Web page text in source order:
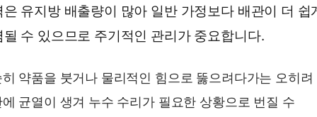
은 유지방 배출량이 많아 일반 가정보다 배관이 더 쉽
될 수 있으므로 주기적인 관리가 중요합니다.
약품을 붓거나 물리적인 힘으로 뚫으려다가는 오히려
균열이 생겨 누수 수리가 필요한 상황으로 번질 수